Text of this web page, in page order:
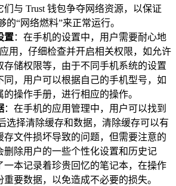
们与 Trust 钱包争夺网络资源，以保证
的“网络燃料”来正常运行。
置：在手机的设置中，用户需要耐心地
用，仔细检查并开启相关权限，如允许
存储权限等，由于不同手机系统的设置
同，用户可以根据自己的手机型号，如
的操作手册，进行相应的操作。
：在手机的应用管理中，用户可以找到
选择清除缓存和数据，清除缓存可以有
存文件损坏导致的问题，但需要注意的
删除用户的一些个性化设置和历史记
一本记录着珍贵回忆的笔记本，在操作
要数据，以免造成不必要的损失。